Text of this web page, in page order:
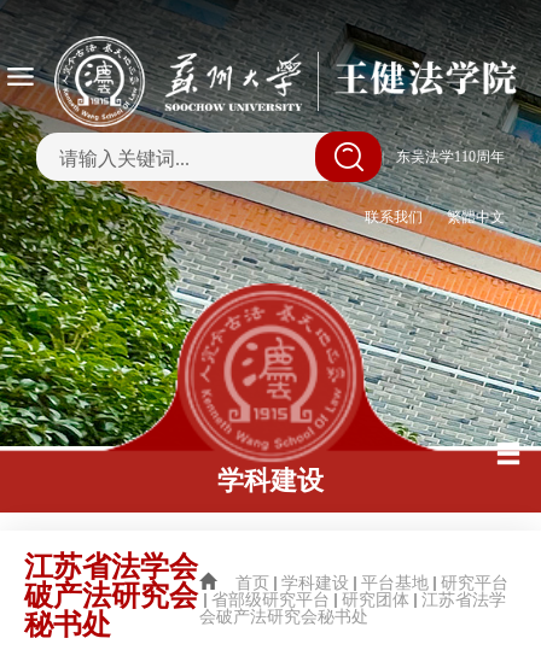
| 东吴法学110周年
联系我们 繁體中文
学科建设
江苏省法学会
破产法研究会
秘书处
首页 学科建设 平台基地
研究平台
省部级研究平台
研究团体
江苏省法学
会破产法研究会秘书处